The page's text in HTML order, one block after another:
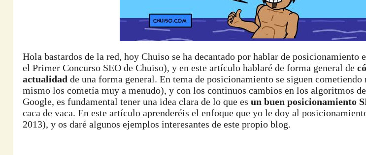
Hola bastardos de la red, hoy Chuiso se ha decantado por hablar de posicionamiento
el Primer Concurso SEO de Chuiso), y en este artículo hablaré de forma general de
actualidad de una forma general. En tema de posicionamiento se siguen
mismo los cometía muy a menudo), y con los continuos cambios en los algoritmos
Google, es fundamental tener una idea clara de lo que es un buen posicionamiento
caca de vaca. En este artículo aprenderéis el enfoque que yo le doy al
2013), y os daré algunos ejemplos interesantes de este propio blog.